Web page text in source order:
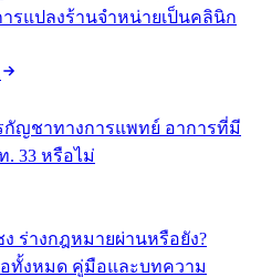
ารแปลงร้านจำหน่ายเป็นคลินิก
กัญชาทางการแพทย์ อาการที่มี
33 หรือไม่
ร่างกฎหมายผ่านหรือยัง?
ทั้งหมด คู่มือและบทความ